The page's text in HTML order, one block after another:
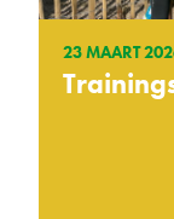
23 MAART